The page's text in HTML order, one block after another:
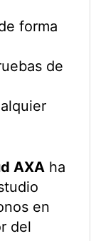
forma
de
AXA ha
en
del